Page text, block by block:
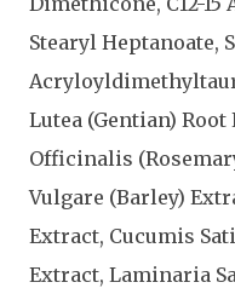
Stearyl Heptanoate,
Lutea (Gentian)
Officinalis
Vulgare (Barley)
Extract, Cucumis
Extract, Laminaria